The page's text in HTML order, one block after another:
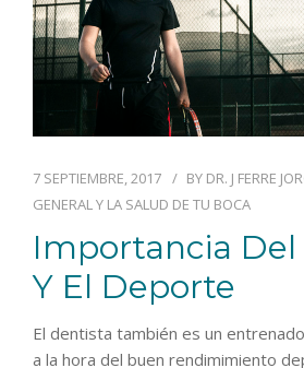
7 SEPTIEMBRE, 2017 BY DR. J FERRE
GENERAL Y LA SALUD DE TU BOCA
Importancia
Y El Deporte
El dentista también es un
a la hora del buen rendimimiento